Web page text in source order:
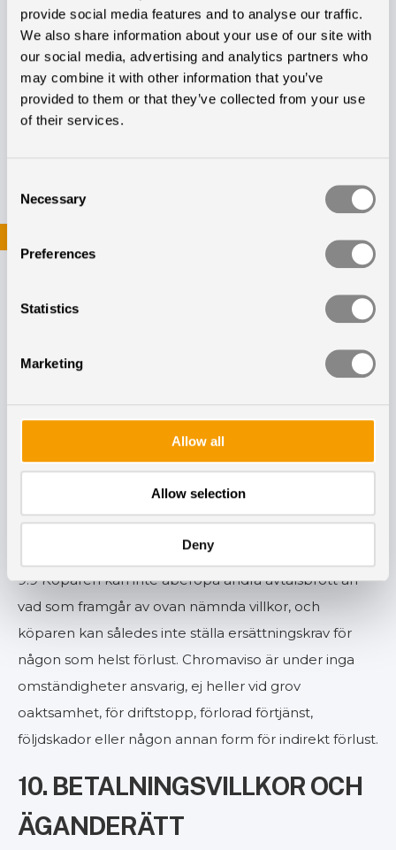
provide social media features and to analyse our traffic.
We also share information about your use of our site with
our social media, advertising and analytics partners who
may combine it with other information that you’ve
provided to them or that they’ve collected from your use
of their services.
Selection
Necessary
Preferences
Statistics
Marketing
Allow all
Allow selection
Deny
genom att Chromaviso levererar en ny del till
köparen mot retur av den med fel behäftade delen.
Den med fel behäftade delen är härefter
Chromavisos egendom. Reklamationsperioden
specificerad i punkt 9.2 gäller också denna nya del.
uppstår i samband med avhjälpning av fel och brister
som konstateras efter överlämnandet, bärs av
klarläggandet av frågan om krav har uppfyllt sina
köparen berättigad till att genom skriftligt
meddelande till Chromaviso fastställa en rimlig frist
uppfyller sina skyldigheter inom en sådan frist, har
Chromaviso rätt och skyldighet att efter eget val
antingen meddela ett motsvarande avdrag på det
avtalade priset eller at acceptera att den med fel
behäftade delen tas i retur.
9.9 Köparen kan inte åberopa andra avtalsbrott än
vad som framgår av ovan nämnda villkor, och
köparen kan således inte ställa ersättningskrav för
någon som helst förlust. Chromaviso är under inga
omständigheter ansvarig, ej heller vid grov
oaktsamhet, för driftstopp, förlorad förtjänst,
följdskador eller någon annan form för indirekt förlust.
10. BETALNINGSVILLKOR OCH
ÄGANDERÄTT